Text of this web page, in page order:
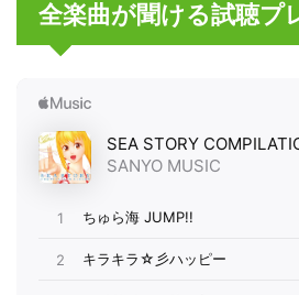
全楽曲が聞ける試聴プ